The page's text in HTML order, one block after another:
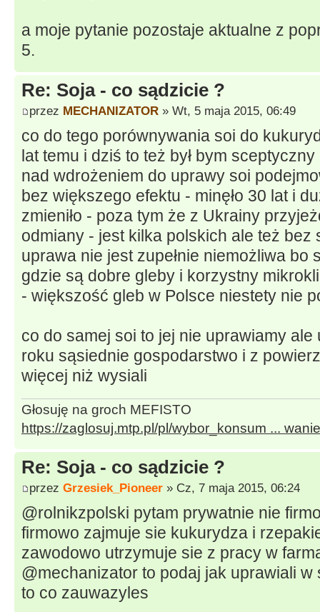
a moje pytanie pozostaje aktualne z
5.
Re: Soja - co sądzicie ?
przez MECHANIZATOR » Wt, 5 maja 2015, 06:49
co do tego porównywania soi do
lat temu i dziś to też był bym
nad wdrożeniem do uprawy soi
bez większego efektu - minęło 30 lat i
zmieniło - poza tym że z Ukrainy
odmiany - jest kilka polskich ale też bez
uprawa nie jest zupełnie niemożliwa bo
gdzie są dobre gleby i korzystny
- większość gleb w Polsce niestety nie
co do samej soi to jej nie uprawiamy ale
roku sąsiednie gospodarstwo i z
więcej niż wysiali
Głosuję na groch MEFISTO
https://zaglosuj.mtp.pl/pl/wybor_konsum ...
Re: Soja - co sądzicie ?
przez Grzesiek_Pioneer » Cz, 7 maja 2015, 06:24
@rolnikzpolski pytam prywatnie nie
firmowo zajmuje sie kukurydza i
zawodowo utrzymuje sie z pracy w
@mechanizator to podaj jak uprawiali
to co zauwazyles